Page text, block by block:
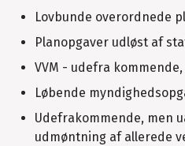
Lovbunde overordnede
Planopgaver udløst af
VVM - udefra
Løbende
Udefrakommende, men
udmøntning af allerede